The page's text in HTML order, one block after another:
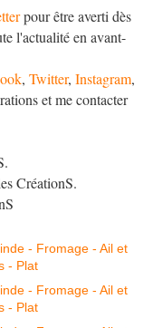
pour être averti dès
l'actualité en avant-
, Twitter, Instagram,
et me contacter
CréationS.